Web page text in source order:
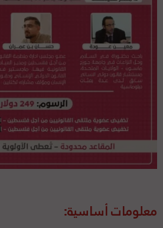
معلومات أساسية: